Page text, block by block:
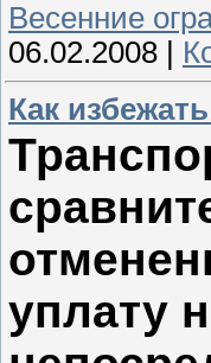
Весенние
06.02.2008
Как
уплату